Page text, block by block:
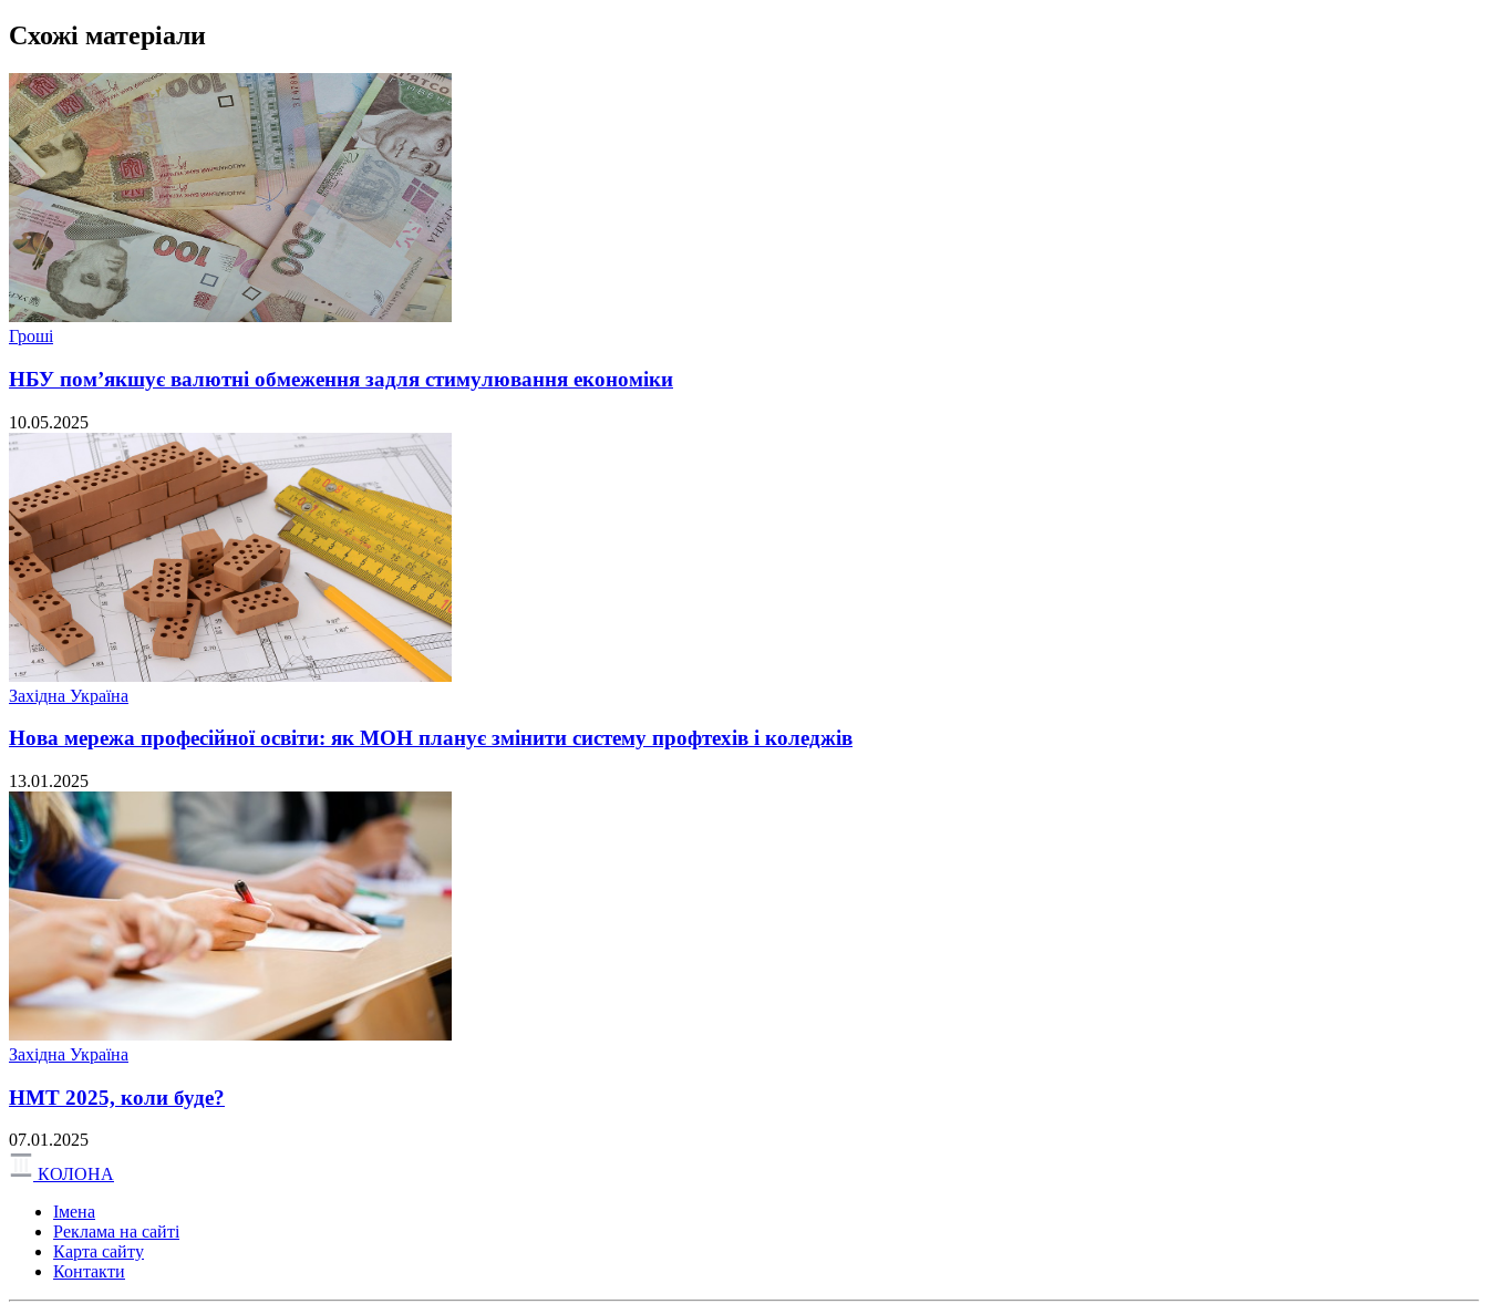
Схожі матеріали
Гроші
НБУ пом’якшує валютні обмеження задля стимулювання економіки
10.05.2025
Західна Україна
Нова мережа професійної освіти: як МОН планує змінити систему профтехів і коледжів
13.01.2025
Західна Україна
НМТ 2025, коли буде?
07.01.2025
КОЛОНА
Імена
Реклама на сайті
Карта сайту
Контакти